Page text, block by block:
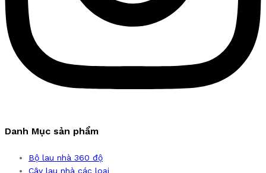
Danh Mục sản phẩm
Bộ lau nhà 360 độ
Cây lau nhà các loại